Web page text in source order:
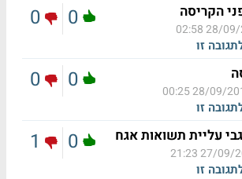
הקריסה
28/09/
זו
0
0
28/09/2017
זו
0
0
עליית תשואות אגח
27/09/2017
זו
0
1